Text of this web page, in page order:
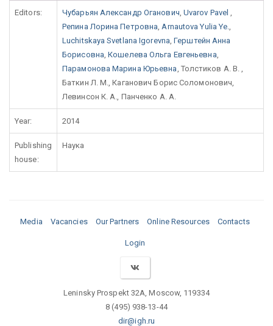
Editors: Чубарьян Александр Оганович, Uvarov Pavel,
Репина Лорина Петровна,Arnautova Yulia Ye.,
Luchitskaya Svetlana Igorevna,Герштейн Анна
Борисовна,Кошелева Ольга Евгеньевна,
Парамонова Марина Юрьевна, Толстиков А. В. ,
Баткин Л. М., Каганович Борис Соломонович,
Левинсон К. А., Панченко А. А.
Year: 2014
Publishing
house:
Наука
Media Vacancies Our Partners Online Resources Contacts
Login
Leninsky Prospekt 32A, Moscow, 119334
8 (495) 938-13-44
dir@igh.ru